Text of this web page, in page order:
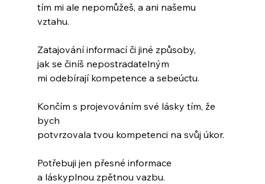
tím mi ale nepomůžeš, a ani našemu
vztahu.
Zatajování informací či jiné způsoby,
jak se činíš nepostradatelným
mi odebírají kompetence a sebeúctu.
Končím s projevováním své lásky tím, že
bych
potvrzovala tvou kompetenci na svůj úkor.
Potřebuji jen přesné informace
a láskyplnou zpětnou vazbu.